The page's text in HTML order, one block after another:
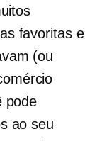
favoritas e
(ou
pode
ao seu